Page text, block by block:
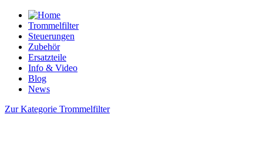
Trommelfilter
Steuerungen
Zubehör
Ersatzteile
Info & Video
Blog
News
Zur Kategorie Trommelfilter